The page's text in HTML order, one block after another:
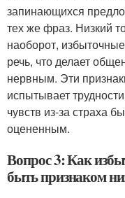
запинающихся
тех же фраз. Низкий
наоборот,
речь, что делает
нервным. Эти
испытывает
чувств из-за страха
оцененным.
Вопрос 3: Как
быть признаком